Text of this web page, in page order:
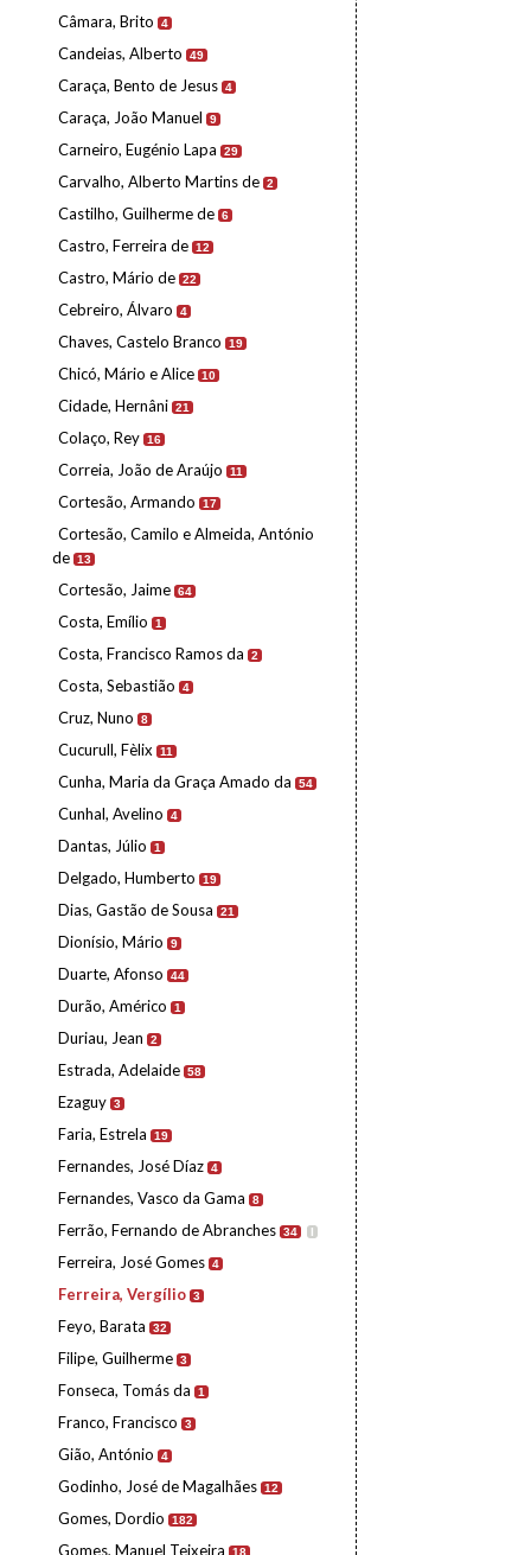
Câmara, Brito 4
Candeias, Alberto 49
Caraça, Bento de Jesus 4
Caraça, João Manuel 9
Carneiro, Eugénio Lapa 29
Carvalho, Alberto Martins de 2
Castilho, Guilherme de 6
Castro, Ferreira de 12
Castro, Mário de 22
Cebreiro, Álvaro 4
Chaves, Castelo Branco 19
Chicó, Mário e Alice 10
Cidade, Hernâni 21
Colaço, Rey 16
Correia, João de Araújo 11
Cortesão, Armando 17
Cortesão, Camilo e Almeida, António
de 13
Cortesão, Jaime 64
Costa, Emílio 1
Costa, Francisco Ramos da 2
Costa, Sebastião 4
Cruz, Nuno 8
Cucurull, Fèlix 11
Cunha, Maria da Graça Amado da 54
Cunhal, Avelino 4
Dantas, Júlio 1
Delgado, Humberto 19
Dias, Gastão de Sousa 21
Dionísio, Mário 9
Duarte, Afonso 44
Durão, Américo 1
Duriau, Jean 2
Estrada, Adelaide 58
Ezaguy 3
Faria, Estrela 19
Fernandes, José Díaz 4
Fernandes, Vasco da Gama 8
Ferrão, Fernando de Abranches 34 I
Ferreira, José Gomes 4
Ferreira, Vergílio 3
Feyo, Barata 32
Filipe, Guilherme 3
Fonseca, Tomás da 1
Franco, Francisco 3
Gião, António 4
Godinho, José de Magalhães 12
Gomes, Dordio 182
Gomes, Manuel Teixeira 18